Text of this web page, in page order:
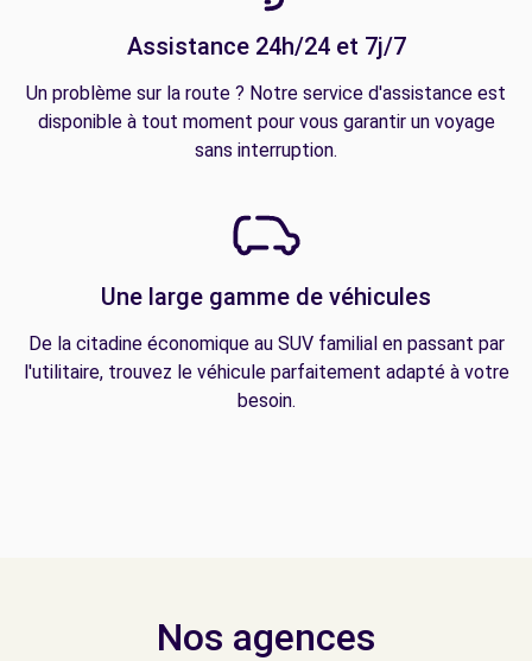
Assistance 24h/24 et 7j/7
Un problème sur la route ? Notre service d'assistance est
disponible à tout moment pour vous garantir un voyage
sans interruption.
Une large gamme de véhicules
De la citadine économique au SUV familial en passant par
l'utilitaire, trouvez le véhicule parfaitement adapté à votre
besoin.
Nos agences